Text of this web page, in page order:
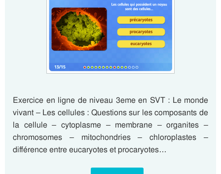
Exercice en ligne de niveau 3eme en SVT : Le monde
vivant – Les cellules : Questions sur les composants de
la cellule – cytoplasme – membrane – organites –
chromosomes – mitochondries – chloroplastes –
différence entre eucaryotes et procaryotes…